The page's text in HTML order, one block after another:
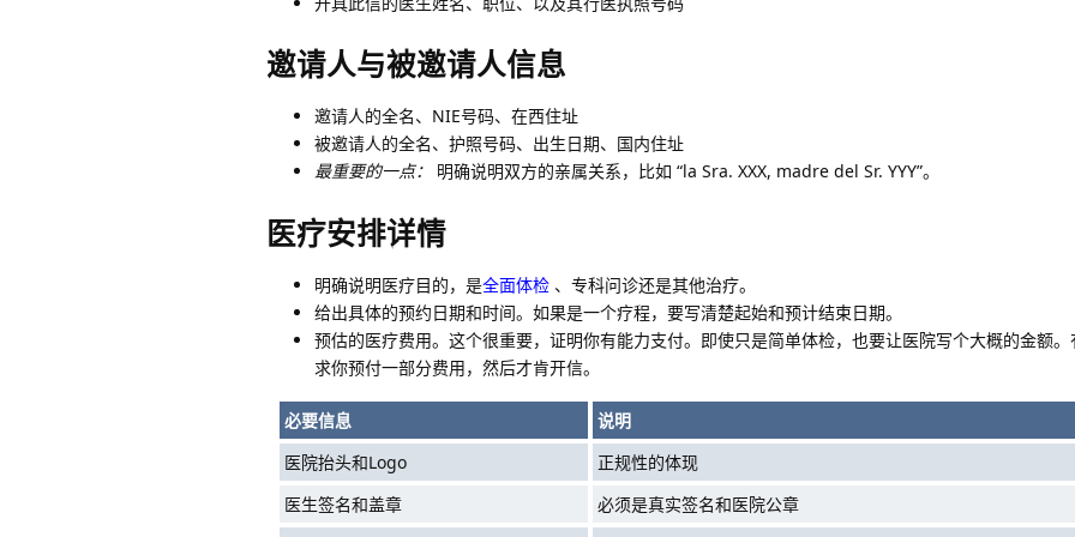
邀请人与被邀请人信息
邀请人的全名、NIE号码、在西住址
被邀请人的全名、护照号码、出生日期、国内住址
最重要的一点：
明确说明双方的亲属关系，比如 “la Sra. XXX, madre del Sr. YYY”。
医疗安排详情
明确说明医疗目的，是全面体检 、专科问诊还是其他治疗。
给出具体的预约日期和时间。如果是一个疗程，要写清楚起始和预计结束日期。
预估的医疗费用。这个很重要，证明你有能力支付。即使只是简单体检，也要让医院写个大概的金额
求你预付一部分费用，然后才肯开信。
必要信息
说明
医院抬头和Logo
正规性的体现
医生签名和盖章
必须是真实签名和医院公章